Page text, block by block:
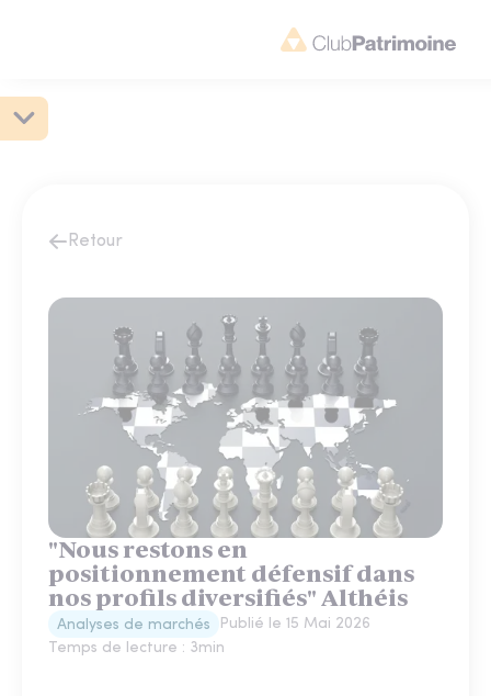
Retour
"Nous restons en
positionnement défensif dans
nos profils diversifiés" Althéis
Analyses de marchés Publié le 15 Mai 2026
Temps de lecture : 3min